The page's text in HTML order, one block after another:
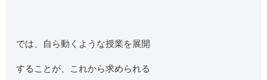
では、自ら動くような授業を展開
することが、これから求められる